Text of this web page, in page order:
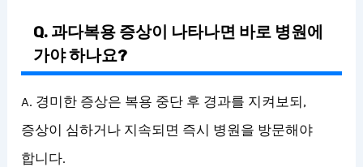
Q. 과다복용 증상이 나타나면 바로 병원에
가야 하나요?
A. 경미한 증상은 복용 중단 후 경과를 지켜보되,
증상이 심하거나 지속되면 즉시 병원을 방문해야
합니다.